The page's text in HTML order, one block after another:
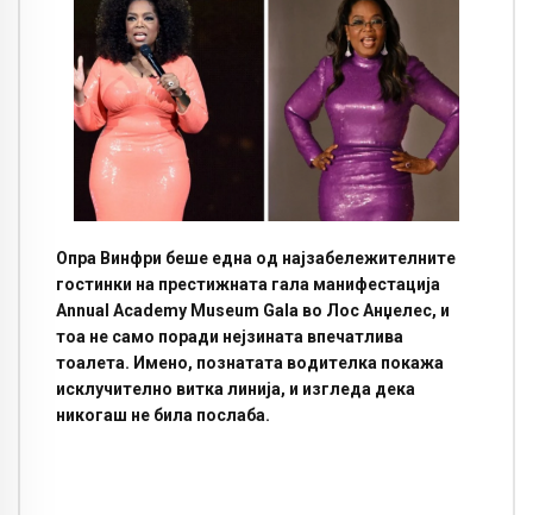
Опра Винфри беше една од најзабележителните
гостинки на престижната гала манифестација
Annual Academy Museum Gala во Лос Анџелес, и
тоа не само поради нејзината впечатлива
тоалета. Имено, познатата водителка покажа
исклучително витка линија, и изгледа дека
никогаш не била послаба.